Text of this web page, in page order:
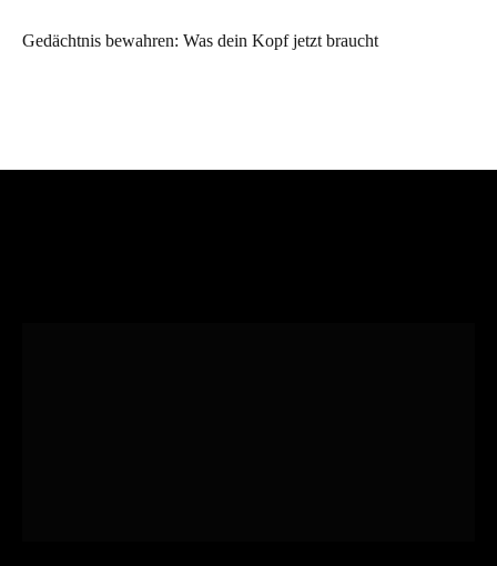
Gedächtnis bewahren: Was dein Kopf jetzt braucht